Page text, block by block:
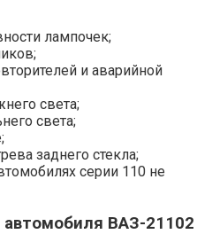
лампочек;
и аварийной
света;
света;
заднего стекла;
серии 110 не
автомобиля ВАЗ-21102